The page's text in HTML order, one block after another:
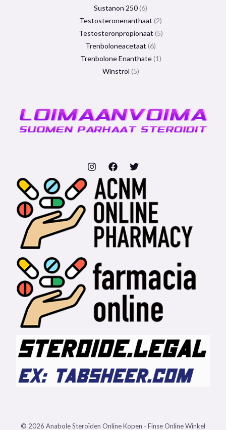
Sustanon 250 6
Testosteronenanthaat 2
Testosteronpropionaat 5
Trenboloneacetaat 6
Trenbolone Enanthate 1
Winstrol 5
© 2026 Anabole Steroïden Online Kopen - Finse Online Winkel